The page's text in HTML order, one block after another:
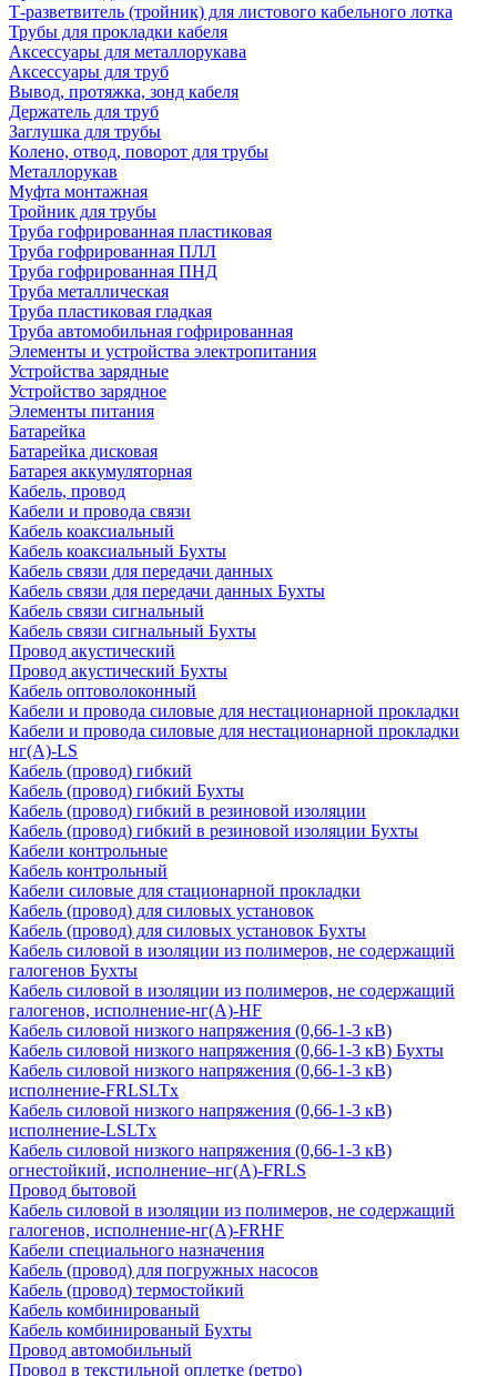
Т-разветвитель (тройник) для листового кабельного лотка
Трубы для прокладки кабеля
Аксессуары для металлорукава
Аксессуары для труб
Вывод, протяжка, зонд кабеля
Держатель для труб
Заглушка для трубы
Колено, отвод, поворот для трубы
Металлорукав
Муфта монтажная
Тройник для трубы
Труба гофрированная пластиковая
Труба гофрированная ПЛЛ
Труба гофрированная ПНД
Труба металлическая
Труба пластиковая гладкая
Труба автомобильная гофрированная
Элементы и устройства электропитания
Устройства зарядные
Устройство зарядное
Элементы питания
Батарейка
Батарейка дисковая
Батарея аккумуляторная
Кабель, провод
Кабели и провода связи
Кабель коаксиальный
Кабель коаксиальный Бухты
Кабель связи для передачи данных
Кабель связи для передачи данных Бухты
Кабель связи сигнальный
Кабель связи сигнальный Бухты
Провод акустический
Провод акустический Бухты
Кабель оптоволоконный
Кабели и провода силовые для нестационарной прокладки
Кабели и провода силовые для нестационарной прокладки
нг(А)-LS
Кабель (провод) гибкий
Кабель (провод) гибкий Бухты
Кабель (провод) гибкий в резиновой изоляции
Кабель (провод) гибкий в резиновой изоляции Бухты
Кабели контрольные
Кабель контрольный
Кабели силовые для стационарной прокладки
Кабель (провод) для силовых установок
Кабель (провод) для силовых установок Бухты
Кабель силовой в изоляции из полимеров, не содержащий
галогенов Бухты
Кабель силовой в изоляции из полимеров, не содержащий
галогенов, исполнение-нг(А)-HF
Кабель силовой низкого напряжения (0,66-1-3 кВ)
Кабель силовой низкого напряжения (0,66-1-3 кВ) Бухты
Кабель силовой низкого напряжения (0,66-1-3 кВ)
исполнение-FRLSLTx
Кабель силовой низкого напряжения (0,66-1-3 кВ)
исполнение-LSLTx
Кабель силовой низкого напряжения (0,66-1-3 кВ)
огнестойкий, исполнение–нг(А)-FRLS
Провод бытовой
Кабель силовой в изоляции из полимеров, не содержащий
галогенов, исполнение-нг(А)-FRHF
Кабели специального назначения
Кабель (провод) для погружных насосов
Кабель (провод) термостойкий
Кабель комбинированый
Кабель комбинированый Бухты
Провод автомобильный
Провод в текстильной оплетке (ретро)